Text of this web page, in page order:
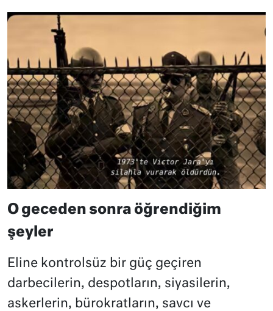
O geceden sonra öğrendiğim
şeyler
Eline kontrolsüz bir güç geçiren
darbecilerin, despotların, siyasilerin,
askerlerin, bürokratların, savcı ve